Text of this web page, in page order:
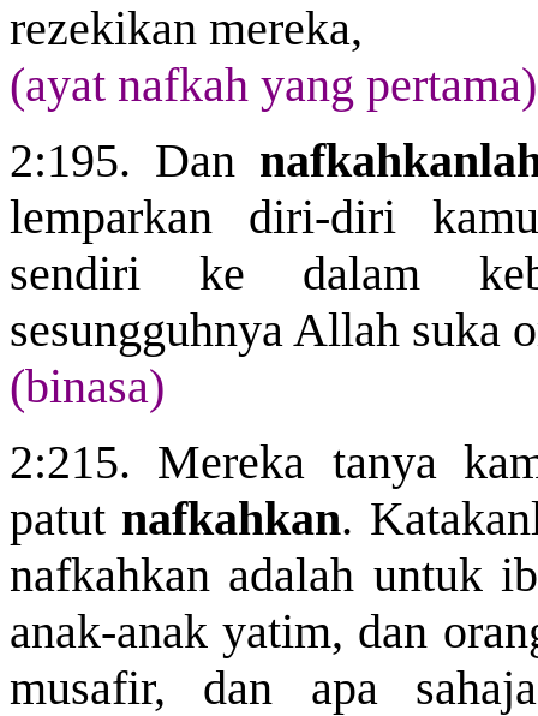
rezekikan mereka,
(ayat nafkah yang pertama)
2:195. Dan
lemparkan diri-diri
sendiri ke dalam
sesungguhnya Allah suka
(binasa)
2:215. Mereka tanya
patut nafkahkan.
nafkahkan adalah untuk
anak-anak yatim, dan
musafir, dan apa